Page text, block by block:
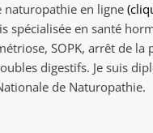
naturopathie en ligne
spécialisée en santé
SOPK, arrêt de la
digestifs. Je suis
de Naturopathie.